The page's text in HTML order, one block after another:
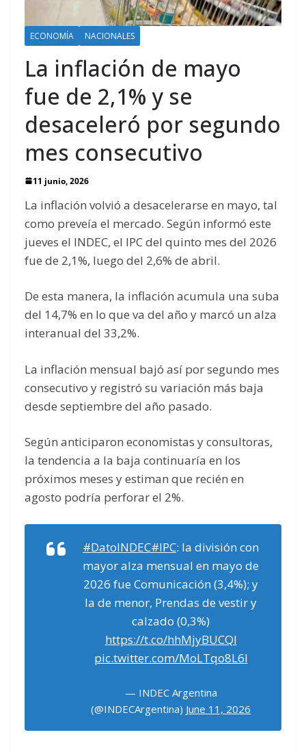
ECONOMÍA NACIONALES
La inflación de mayo
fue de 2,1% y se
desaceleró por segundo
mes consecutivo
11 junio, 2026
La inflación volvió a desacelerarse en mayo, tal
como preveía el mercado. Según informó este
jueves el INDEC, el IPC del quinto mes del 2026
fue de 2,1%, luego del 2,6% de abril.
De esta manera, la inflación acumula una suba
del 14,7% en lo que va del año y marcó un alza
interanual del 33,2%.
La inflación mensual bajó así por segundo mes
consecutivo y registró su variación más baja
desde septiembre del año pasado.
Según anticiparon economistas y consultoras,
la tendencia a la baja continuaría en los
próximos meses y estiman que recién en
agosto podría perforar el 2%.
#DatoINDEC#IPC: la división con
mayor alza mensual en mayo de
2026 fue Comunicación (3,4%); y
la de menor, Prendas de vestir y
calzado (0,3%)
https://t.co/hhMjyBUCQl
pic.twitter.com/MoLTqo8L6l
— INDEC Argentina
(@INDECArgentina) June 11, 2026